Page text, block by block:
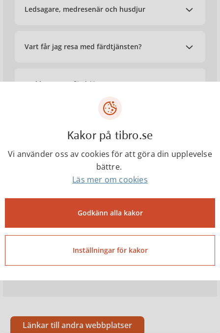
Ledsagare, medresenär och husdjur
Vart får jag resa med färdtjänsten?
Vad kostar en färdtjänstresa?
Tjänster och information
Utlåtande för färdtjänst
Färdtjänstbroschyr
Länkar till andra webbplatser
Kakor på tibro.se
Vi använder oss av cookies för att göra din upplevelse
bättre.
Läs mer om cookies
Godkänn alla kakor
Inställningar för kakor